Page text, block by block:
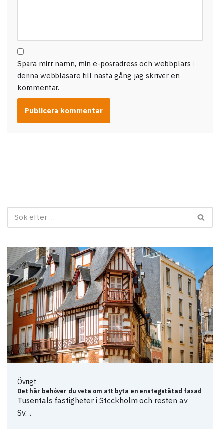
Spara mitt namn, min e-postadress och webbplats i
denna webbläsare till nästa gång jag skriver en
kommentar.
Övrigt
Det här behöver du veta om att byta en enstegstätad fasad
Tusentals fastigheter i Stockholm och resten av
Sv…